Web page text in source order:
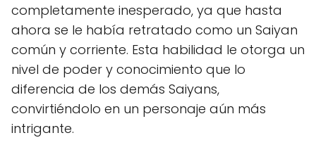
completamente inesperado, ya que hasta
ahora se le había retratado como un Saiyan
común y corriente. Esta habilidad le otorga un
nivel de poder y conocimiento que lo
diferencia de los demás Saiyans,
convirtiéndolo en un personaje aún más
intrigante.